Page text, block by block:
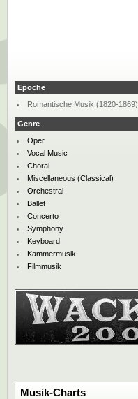
Epoche
Romantische Musik (1820-1869)
Genre
Oper
Vocal Music
Choral
Miscellaneous (Classical)
Orchestral
Ballet
Concerto
Symphony
Keyboard
Kammermusik
Filmmusik
Musik-Charts